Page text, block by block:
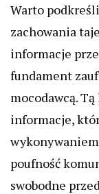
Warto
zachowania
informacje
fundament
mocodawcą.
informacje,
poufność
swobodne